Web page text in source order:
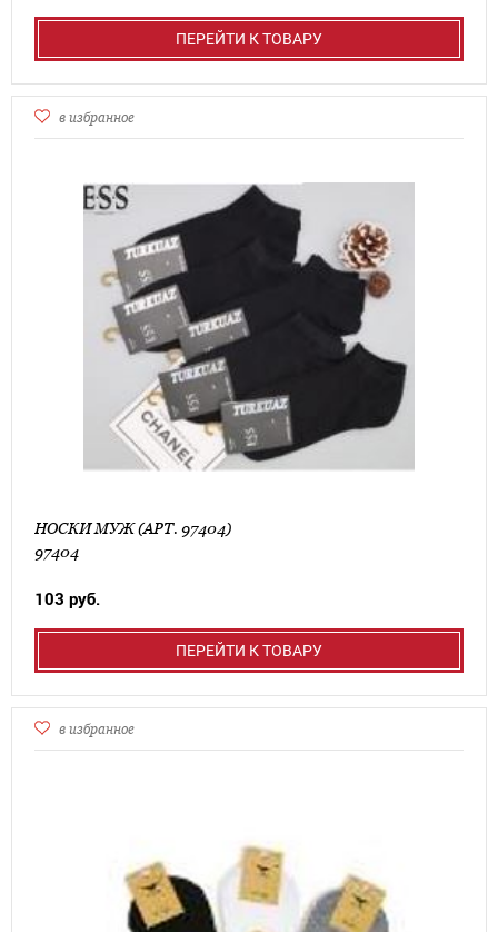
ПЕРЕЙТИ К ТОВАРУ
в избранное
НОСКИ МУЖ (АРТ. 97404)
97404
103 руб.
ПЕРЕЙТИ К ТОВАРУ
в избранное